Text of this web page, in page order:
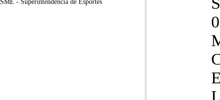
SME - Superintendência de Esportes